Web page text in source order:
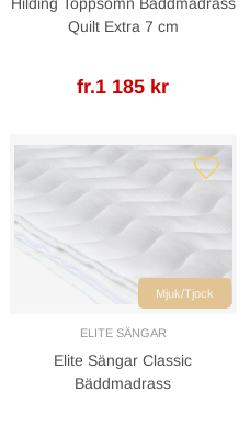
Quilt Extra 7 cm
fr.1 185 kr
Mjuk/Tjock
ELITE SÄNGAR
Elite Sängar Classic
Bäddmadrass